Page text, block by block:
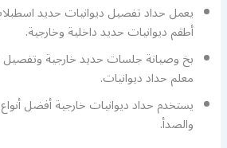
يعمل حداد تفصيل ديوانيات حديد
أطقم ديوانيات حديد داخلية وخارجية.
بخ وصيانة جلسات حديد خارجية وتفصيل
معلم حداد ديوانيات.
يستخدم حداد ديوانيات خارجية أفضل أنواع
والصدأ.